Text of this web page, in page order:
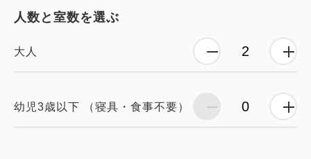
人数と室数を選ぶ
大人
幼児3歳以下 （寝具・食事不要）